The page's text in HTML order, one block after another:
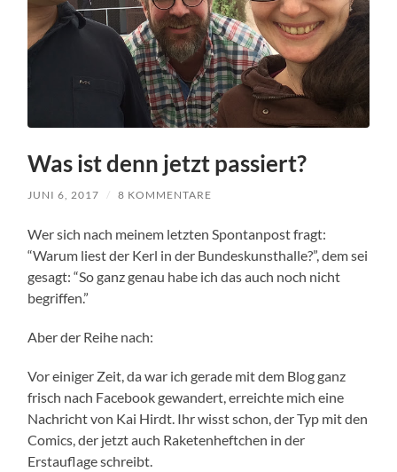
Was ist denn jetzt passiert?
JUNI 6, 2017 / 8 KOMMENTARE
Wer sich nach meinem letzten Spontanpost fragt:
“Warum liest der Kerl in der Bundeskunsthalle?”, dem sei
gesagt: “So ganz genau habe ich das auch noch nicht
begriffen.”
Aber der Reihe nach:
Vor einiger Zeit, da war ich gerade mit dem Blog ganz
frisch nach Facebook gewandert, erreichte mich eine
Nachricht von Kai Hirdt. Ihr wisst schon, der Typ mit den
Comics, der jetzt auch Raketenheftchen in der
Erstauflage schreibt.